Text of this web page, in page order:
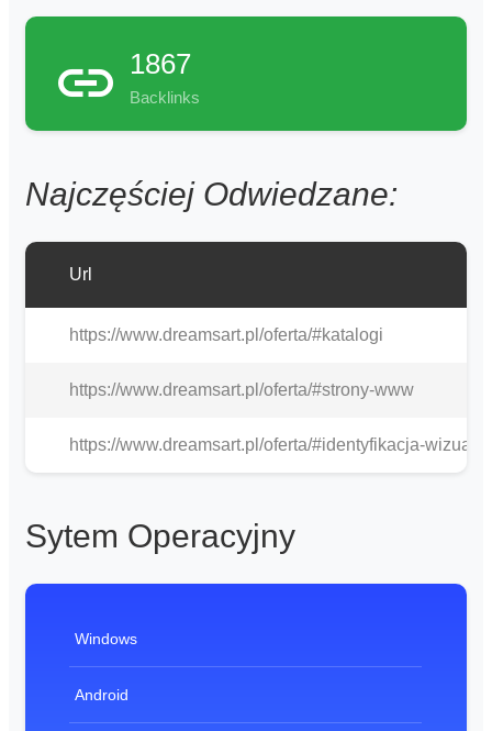
1867
Backlinks
Najczęściej Odwiedzane:
Url
https://www.dreamsart.pl/oferta/#katalogi
https://www.dreamsart.pl/oferta/#strony-www
https://www.dreamsart.pl/oferta/#identyfikacja-
Sytem Operacyjny
Windows
Android